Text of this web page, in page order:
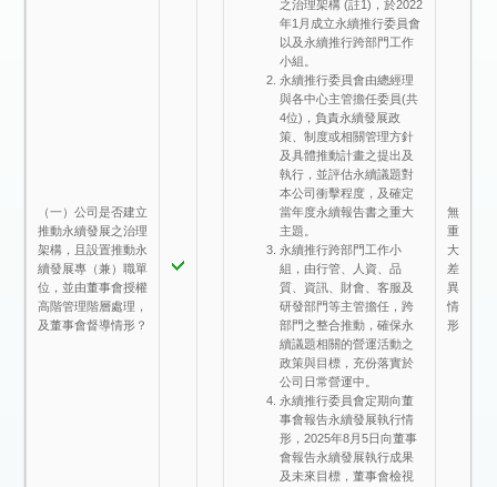
（一）公司是否建立
推動永續發展之治理
架構，且設置推動永
續發展專（兼）職單
位，並由董事會授權
高階管理階層處理，
及董事會督導情形？
之治理架構 (註1)，於2022
年1月成立永續推行委員會
以及永續推行跨部門工作
小組。
永續推行委員會由總經理
與各中心主管擔任委員(共
4位)，負責永續發展政
策、制度或相關管理方針
及具體推動計畫之提出及
執行，並評估永續議題對
本公司衝擊程度，及確定
當年度永續報告書之重大
主題。
永續推行跨部門工作小
組，由行管、人資、品
質、資訊、財會、客服及
研發部門等主管擔任，跨
部門之整合推動，確保永
續議題相關的營運活動之
政策與目標，充份落實於
公司日常營運中。
永續推行委員會定期向董
事會報告永續發展執行情
形，2025年8月5日向董事
會報告永續發展執行成果
及未來目標，董事會檢視
無
重
大
差
異
情
形